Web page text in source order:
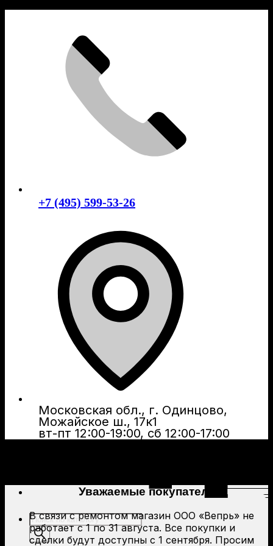
+7 (495) 599-53-26
Московская обл., г. Одинцово,
Можайское ш., 17к1
вт-пт 12:00-19:00, сб 12:00-17:00
Поиск
товаров
Уважаемые покупатели!
В связи с ремонтом магазин ООО «Вепрь» не
работает с 1 по 31 августа. Все покупки и
сделки будут доступны с 1 сентября. Просим